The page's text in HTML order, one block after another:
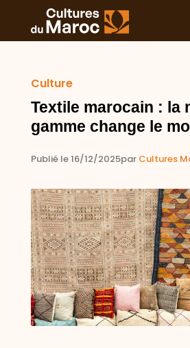
Culture
Textile marocain : la
gamme change le
Publié le 16/12/2025par Cultures